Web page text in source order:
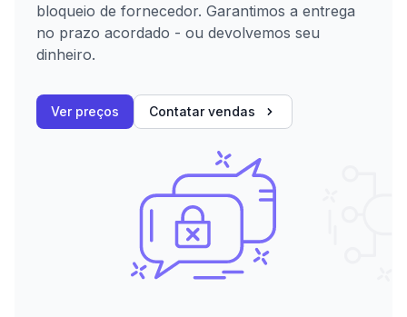
bloqueio de fornecedor. Garantimos a entrega
no prazo acordado - ou devolvemos seu
dinheiro.
Ver preços Contatar vendas